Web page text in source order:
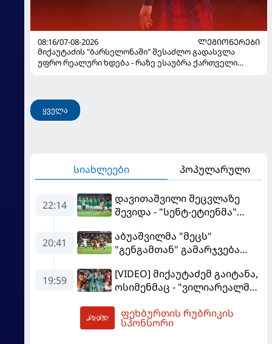
08:16/07-08-2026
ᲚᲔᲒᲘᲝᲜᲔᲠᲔᲑᲘ
მიქაუტაძის "ბარსელონაში" შესაძლო გადასვლა
უფრო რეალური ხდება - რაზე ესაუბრა ქართველი
ყველა
სიახლეები პოპულარული
22:14
დავითაშვილი შეცვლაზე
შევიდა - "სენტ-ეტიენმა"
20:41
აბუაშვილმა "მეცს"
"გენგამთან" გამარჯვება
19:59
[VIDEO] მიქაუტაძემ გაიტანა,
ოსიმენმაც - "ვილიარეალმა"
"გალათასარაის" მოუგო
ფეხბურთის რუბრიკის
სპონსორი